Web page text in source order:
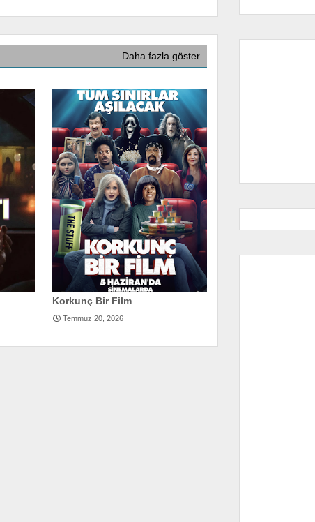
Daha fazla göster
Korkunç Bir Film
Temmuz 20, 2026